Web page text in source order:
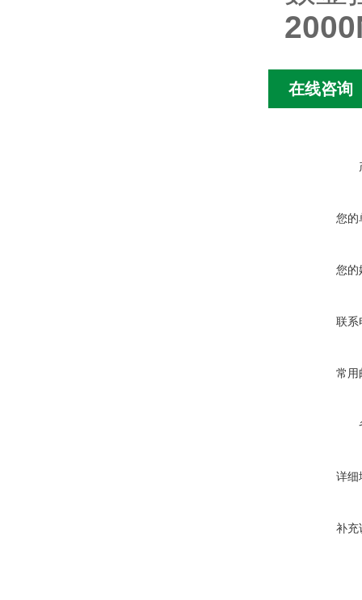
在线咨询
您的
您的
联系
常用
详细
补充